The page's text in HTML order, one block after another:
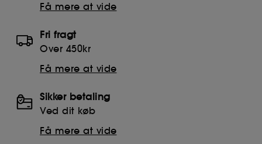
Få mere at vide
Fri fragt
Over 450kr
Få mere at vide
Sikker betaling
Ved dit køb
Få mere at vide